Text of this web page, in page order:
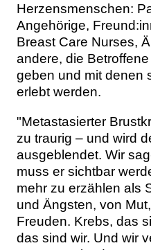
Herzensmenschen:
Angehörige,
Breast Care Nurses,
andere, die
geben und mit denen
erlebt werden.
"Metastasierter
zu traurig – und wird
ausgeblendet. Wir
muss er sichtbar
mehr zu erzählen als
und Ängsten, von
Freuden. Krebs, das
das sind wir. Und wir